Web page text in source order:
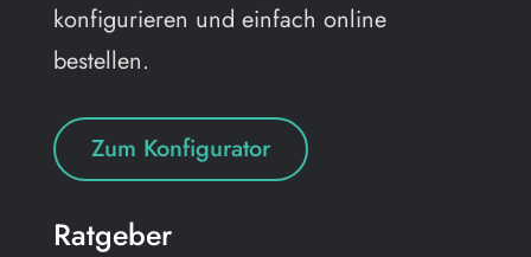
konfigurieren und einfach online
bestellen.
Zum Konfigurator
Ratgeber